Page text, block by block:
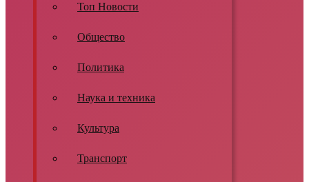
Топ Новости
Общество
Политика
Наука и техника
Культура
Транспорт